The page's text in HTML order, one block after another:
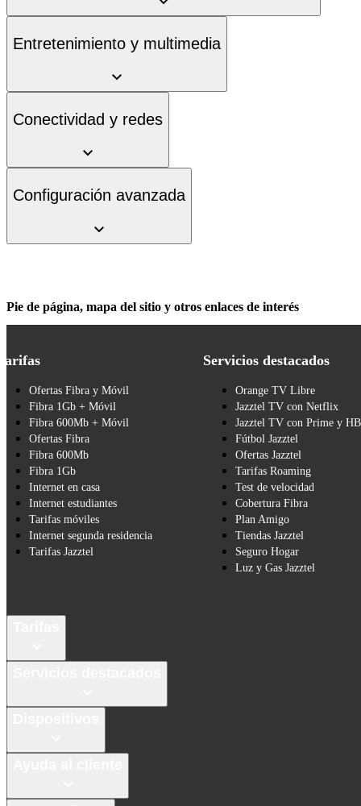
Entretenimiento y multimedia
Conectividad y redes
Configuración avanzada
Pie de página, mapa del sitio y otros enlaces de interés
Ofertas Fibra y Móvil
Fibra 1Gb + Móvil
Fibra 600Mb + Móvil
Ofertas Fibra
Fibra 600Mb
Fibra 1Gb
Internet en casa
Internet estudiantes
Tarifas móviles
Internet segunda residencia
Tarifas Jazztel
Servicios destacados
Orange TV Libre
Jazztel TV con Netflix
Jazztel TV con Prime y
Fútbol Jazztel
Ofertas Jazztel
Tarifas Roaming
Test de velocidad
Cobertura Fibra
Plan Amigo
Tiendas Jazztel
Seguro Hogar
Luz y Gas Jazztel